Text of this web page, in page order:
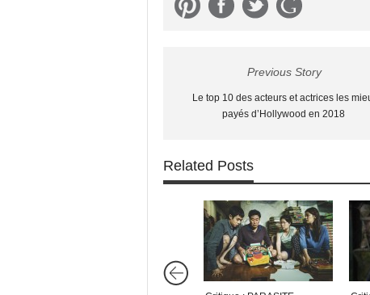
Previous Story
Le top 10 des acteurs et actrices les
payés d’Hollywood en 2018
Related Posts